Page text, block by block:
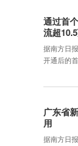
通过首
流超
据南方日
开通后的
广东省
用
据南方日